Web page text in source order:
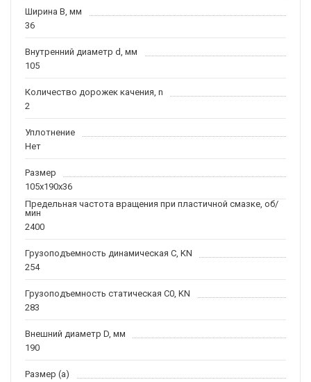
Ширина B, мм
36
Внутренний диаметр d, мм
105
Количество дорожек качения, n
2
Уплотнение
Нет
Размер
105x190x36
Предельная частота вращения при пластичной смазке, об/
мин
2400
Грузоподъемность динамическая C, KN
254
Грузоподъемность статическая C0, KN
283
Внешний диаметр D, мм
190
Размер (a)